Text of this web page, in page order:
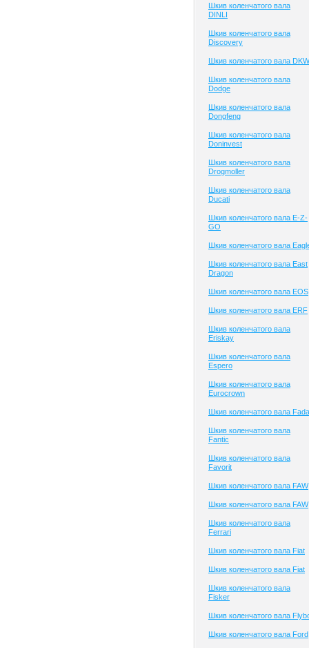
Шкив коленчатого вала
DINLI
Шкив коленчатого вала
Discovery
Шкив коленчатого вала DKW
Шкив коленчатого вала
Dodge
Шкив коленчатого вала
Dongfeng
Шкив коленчатого вала
Doninvest
Шкив коленчатого вала
Drogmoller
Шкив коленчатого вала
Ducati
Шкив коленчатого вала E-Z-
GO
Шкив коленчатого вала
Шкив коленчатого вала East
Dragon
Шкив коленчатого вала EOS
Шкив коленчатого вала ERF
Шкив коленчатого вала
Eriskay
Шкив коленчатого вала
Espero
Шкив коленчатого вала
Eurocrown
Шкив коленчатого вала Fada
Шкив коленчатого вала
Fantic
Шкив коленчатого вала
Favorit
Шкив коленчатого вала FAW
Шкив коленчатого вала FAW
Шкив коленчатого вала
Ferrari
Шкив коленчатого вала Fiat
Шкив коленчатого вала Fiat
Шкив коленчатого вала
Fisker
Шкив коленчатого вала
Шкив коленчатого вала Ford